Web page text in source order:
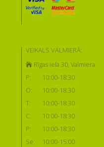
VEIKALS VALMIERĀ:
Rīgas iela 30, Valmiera
P:
10:00-18:30
O:
10:00-18:30
T:
10:00-18:30
C:
10:00-18:30
P:
10:00-18:30
Se:
10:00-15:00